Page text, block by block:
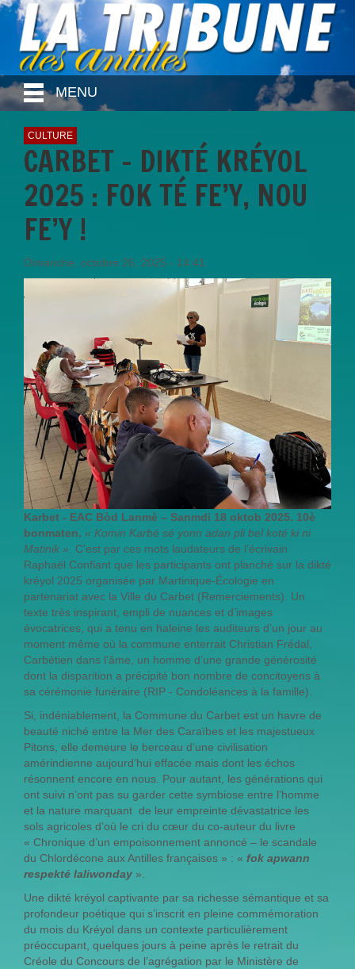
MENU
CULTURE
CARBET – DIKTÉ KRÉYOL
2025 : FOK TÉ FE’Y, NOU
FE’Y !
Dimanche, octobre 26, 2025 - 14:41
Karbet - EAC Bòd Lanmè – Sanmdi 18 oktob 2025. 10è
bonmaten. « Komin Karbé sé yonn adan pli bel koté ki ni
Matinik ». C’est par ces mots laudateurs de l’écrivain
Raphaël Confiant que les participants ont planché sur la dikté
kréyol 2025 organisée par Martinique-Écologie en
partenariat avec la Ville du Carbet (Remerciements). Un
texte très inspirant, empli de nuances et d’images
évocatrices, qui a tenu en haleine les auditeurs d’un jour au
moment même où la commune enterrait Christian Frédal,
Carbétien dans l’âme, un homme d’une grande générosité
dont la disparition a précipité bon nombre de concitoyens à
sa cérémonie funéraire (RIP - Condoléances à la famille).
Si, indéniablement, la Commune du Carbet est un havre de
beauté niché entre la Mer des Caraïbes et les majestueux
Pitons, elle demeure le berceau d’une civilisation
amérindienne aujourd’hui effacée mais dont les échos
résonnent encore en nous. Pour autant, les générations qui
ont suivi n’ont pas su garder cette symbiose entre l’homme
et la nature marquant de leur empreinte dévastatrice les
sols agricoles d’où le cri du cœur du co-auteur du livre
« Chronique d’un empoisonnement annoncé – le scandale
du Chlordécone aux Antilles françaises » : « fok apwann
respekté laliwonday ».
Une dikté kréyol captivante par sa richesse sémantique et sa
profondeur poétique qui s’inscrit en pleine commémoration
du mois du Kréyol dans un contexte particulièrement
préoccupant, quelques jours à peine après le retrait du
Créole du Concours de l’agrégation par le Ministère de